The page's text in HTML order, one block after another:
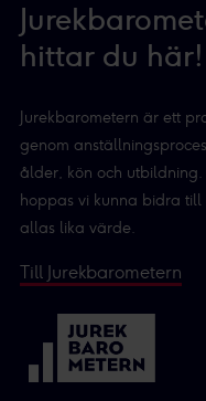
hittar du här!
Jurekbarometern är ett
genom
ålder, kön och
hoppas vi kunna bidra
allas lika värde.
Till Jurekbarometern